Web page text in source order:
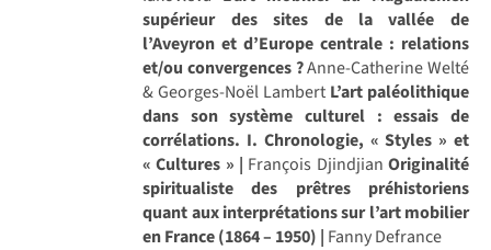
supérieur des sites de la vallée de
l’Aveyron et d’Europe centrale : relations
et/ou convergences ?Anne-Catherine Welté
& Georges-Noël Lambert L’art paléolithique
dans son système culturel : essais de
corrélations. I. Chronologie, « Styles » et
« Cultures » | François Djindjian Originalité
spiritualiste des prêtres préhistoriens
quant aux interprétations sur l’art mobilier
en France (1864 – 1950) | Fanny Defrance